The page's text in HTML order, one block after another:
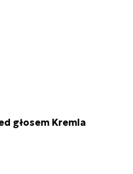
głosem Kremla